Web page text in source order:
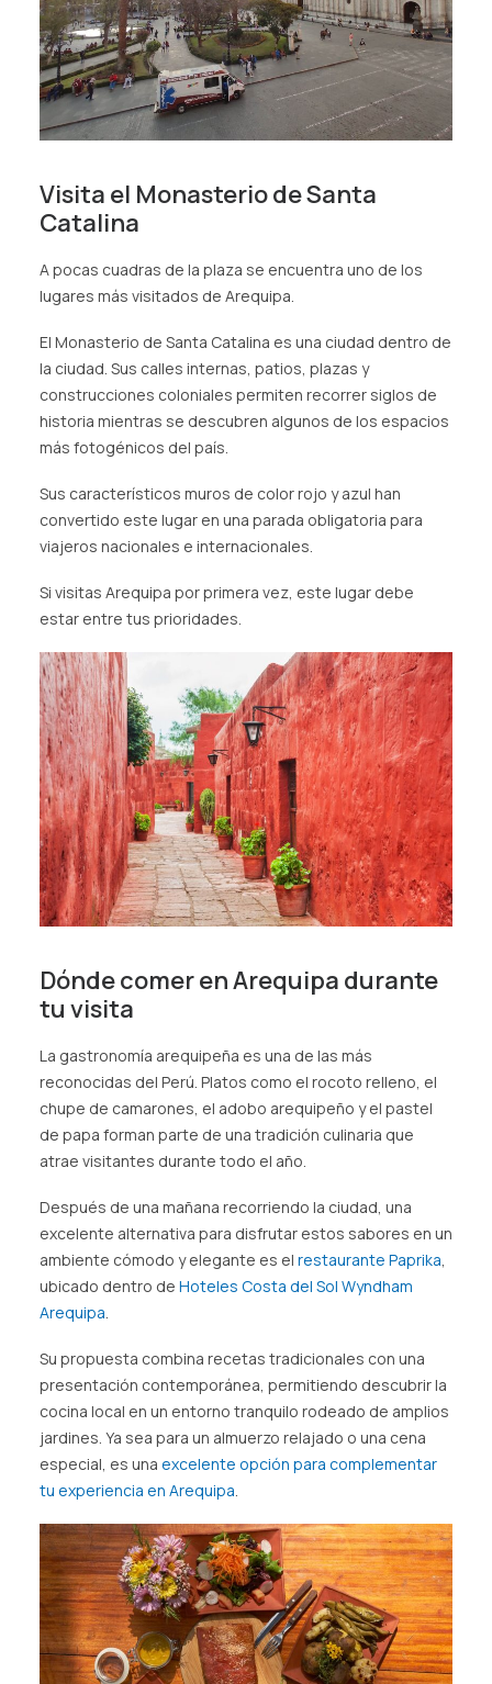
Visita el Monasterio de Santa
Catalina
A pocas cuadras de la plaza se encuentra uno de los
lugares más visitados de Arequipa.
El Monasterio de Santa Catalina es una ciudad dentro de
la ciudad. Sus calles internas, patios, plazas y
construcciones coloniales permiten recorrer siglos de
historia mientras se descubren algunos de los espacios
más fotogénicos del país.
Sus característicos muros de color rojo y azul han
convertido este lugar en una parada obligatoria para
viajeros nacionales e internacionales.
Si visitas Arequipa por primera vez, este lugar debe
estar entre tus prioridades.
Dónde comer en Arequipa durante
tu visita
La gastronomía arequipeña es una de las más
reconocidas del Perú. Platos como el rocoto relleno, el
chupe de camarones, el adobo arequipeño y el pastel
de papa forman parte de una tradición culinaria que
atrae visitantes durante todo el año.
Después de una mañana recorriendo la ciudad, una
excelente alternativa para disfrutar estos sabores en un
ambiente cómodo y elegante es el restaurante Paprika,
ubicado dentro de Hoteles Costa del Sol Wyndham
Arequipa.
Su propuesta combina recetas tradicionales con una
presentación contemporánea, permitiendo descubrir la
cocina local en un entorno tranquilo rodeado de amplios
jardines. Ya sea para un almuerzo relajado o una cena
especial, es una excelente opción para complementar
tu experiencia en Arequipa.